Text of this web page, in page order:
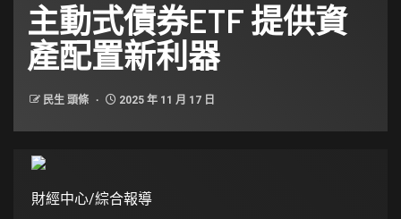
主動式債券ETF 提供資
產配置新利器
民生 頭條 2025 年 11 月 17 日
財經中心/綜合報導